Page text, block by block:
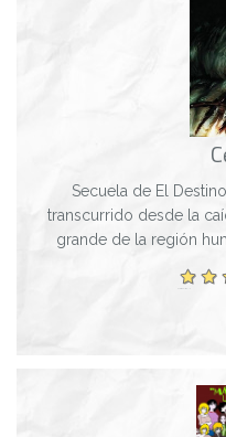
Secuela de El Destino del
transcurrido desde la
grande de la región